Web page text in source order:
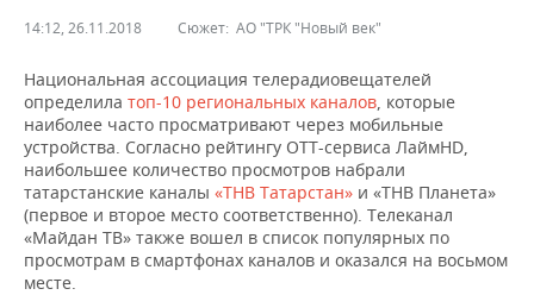
ДЕКЛАРАЦИИ О ДОХОДАХ
КОРОЛИ ГОСЗАКАЗА ПФО
ВУЗЫ ТАТАРСТАНА
КОМУ ПРИНАДЛЕЖАТ
ТОРГОВЫЕ ЦЕНТРЫ
ТАТАРСТАНА
НОВОСТИ ЭКОНОМИКИ
ФИНАНСЫ
БАНКИ
БЮДЖЕТ
ИНВЕСТИЦИИ
ПРОМЫШЛЕННОСТЬ
НОВОСТИ
ПРОМЫШЛЕННОСТИ
АГРОПРОМ
МАШИНОСТРОЕНИЕ
НЕФТЕХИМИЯ
НЕДВИЖИМОСТЬ
НОВОСТИ НЕДВИЖИМОСТИ
АВТО
НОВОСТИ АВТО
БИЗНЕС
НОВОСТИ БИЗНЕСА
ТЕХНОЛОГИИ
14:12, 26.11.2018 Сюжет: АО "ТРК "Новый век"
Национальная ассоциация телерадиовещателей
определила топ-10 региональных каналов, которые
наиболее часто просматривают через мобильные
устройства. Согласно рейтингу OTT-сервиса ЛаймHD,
наибольшее количество просмотров набрали
татарстанские каналы «ТНВ Татарстан» и «ТНВ Планета»
(первое и второе место соответственно). Телеканал
«Майдан ТВ» также вошел в список популярных по
просмотрам в смартфонах каналов и оказался на восьмом
месте.